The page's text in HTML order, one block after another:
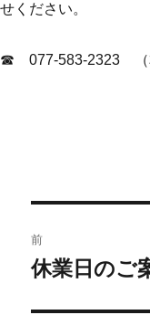
せください。
☎ 077-583-2323 （
前
休業日のご